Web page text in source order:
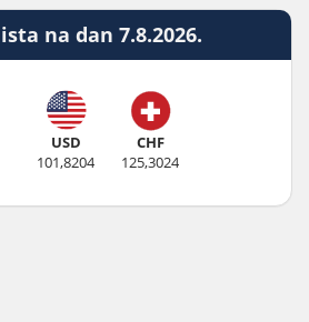
na dan 7.8.2026.
USD
101,8204
CHF
125,3024